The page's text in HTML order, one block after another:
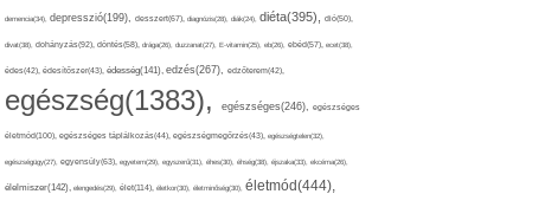
demencia(34), depresszió(199), desszert(67), diagnózis(28), diák(24), diéta(395), dió(50),
divat(38), dohányzás(92), döntés(58), drága(26), duzzanat(27), E-vitamin(25), eb(26), ebéd(57), ecet(38),
édes(42), édesítőszer(43), édesség(141), edzés(267), edzőterem(42),
egészség(1383), egészséges(246), egészséges
életmód(100), egészséges táplálkozás(44), egészségmegőrzés(43), egészségtelen(32),
egészségügy(27), egyensúly(63), egyetem(29), egyszerű(31), éhes(30), éhség(38), éjszaka(33), ekcéma(26),
élelmiszer(142), elengedés(29), élet(114), életkor(30), életminőség(30), életmód(444),